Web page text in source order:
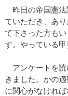
e
b
o
o
k
t
昨日の帝国憲法
ていただき、あ
て下さった方も
す。やっている
アンケートを読
きました。かの
に関心がなけれ